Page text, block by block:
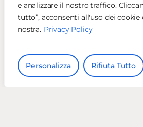
e analizzare il nostro traffico.
tutto”, acconsenti all'uso dei cookie
nostra. Privacy Policy
Personalizza Rifiuta Tutto